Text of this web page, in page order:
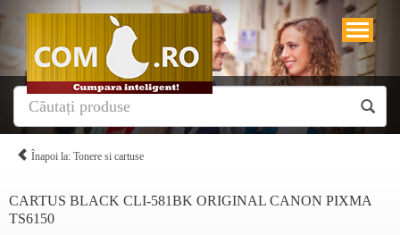
Înapoi la: Tonere si cartuse
CARTUS BLACK CLI-581BK ORIGINAL CANON PIXMA
TS6150